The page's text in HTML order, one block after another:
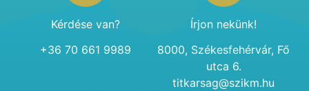
Kérdése van?
+36 70 661 9989
Írjon nekünk!
8000, Székesfehérvár, Fő
utca 6.
titkarsag@szikm.hu